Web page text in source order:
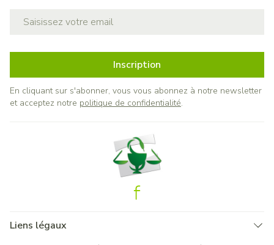
Inscription
En cliquant sur s'abonner, vous vous abonnez à notre newsletter
et acceptez notre politique de confidentialité.
Liens légaux